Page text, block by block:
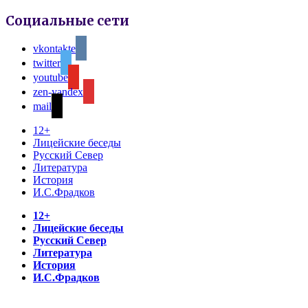
Социальные сети
vkontakte
twitter
youtube
zen-yandex
mail
12+
Лицейские беседы
Русский Север
Литература
История
И.С.Фрадков
12+
Лицейские беседы
Русский Север
Литература
История
И.С.Фрадков